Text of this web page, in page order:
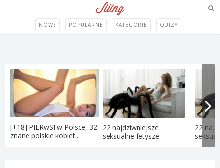
NOWE POPULARNE KATEGORIE QUIZY
[+18] PIERwSI w Polsce, 32
znane polskie kobiet...
22 najdziwniejsze
seksualne fetysze.
22